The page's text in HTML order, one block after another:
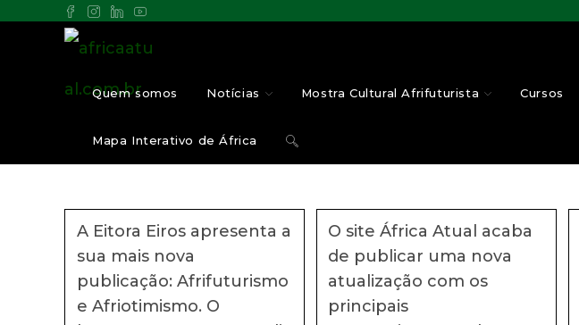
Quem somos Notícias Mostra Cultural Afrifuturista Cursos
Mapa Interativo de África Alternar
do
site
A Eitora Eiros apresenta a
sua mais nova
publicação: Afrifuturismo
e Afriotimismo. O
O site África Atual acaba
de publicar uma nova
atualização com os
principais